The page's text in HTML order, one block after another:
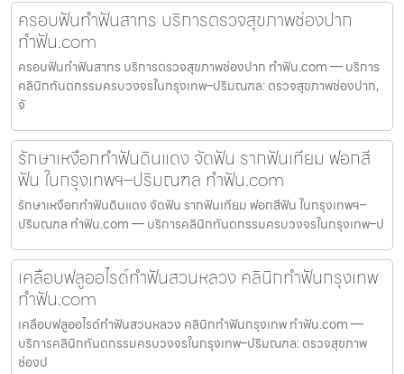
ครอบฟันทำฟันสาทร บริการตรวจสุขภาพช่องปาก
ทำฟัน.com
ครอบฟันทำฟันสาทร บริการตรวจสุขภาพช่องปาก ทำฟัน.com — บริการ
คลินิกทันตกรรมครบวงจรในกรุงเทพ–ปริมณฑล: ตรวจสุขภาพช่องปาก,
จั
รักษาเหงือกทำฟันดินแดง จัดฟัน รากฟันเทียม ฟอกสี
ฟัน ในกรุงเทพฯ–ปริมณฑล ทำฟัน.com
รักษาเหงือกทำฟันดินแดง จัดฟัน รากฟันเทียม ฟอกสีฟัน ในกรุงเทพฯ–
ปริมณฑล ทำฟัน.com — บริการคลินิกทันตกรรมครบวงจรในกรุงเทพ–ป
เคลือบฟลูออไรด์ทำฟันสวนหลวง คลินิกทำฟันกรุงเทพ
ทำฟัน.com
เคลือบฟลูออไรด์ทำฟันสวนหลวง คลินิกทำฟันกรุงเทพ ทำฟัน.com —
บริการคลินิกทันตกรรมครบวงจรในกรุงเทพ–ปริมณฑล: ตรวจสุขภาพ
ช่องป